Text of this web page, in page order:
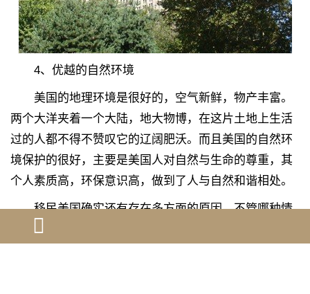
4、优越的自然环境
美国的地理环境是很好的，空气新鲜，物产丰富。
两个大洋夹着一个大陆，地大物博，在这片土地上生活
过的人都不得不赞叹它的辽阔肥沃。而且美国的自然环
境保护的很好，主要是美国人对自然与生命的尊重，其
个人素质高，环保意识高，做到了人与自然和谐相处。
移民美国确实还有存在多方面的原因，不管哪种情
况，相信对自身来说都会是一个好的选择！